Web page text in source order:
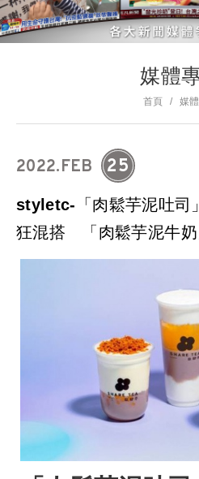
媒體
首頁 媒
2022.FEB 25
styletc-「肉鬆芋泥吐司
狂混搭 「肉鬆芋泥牛